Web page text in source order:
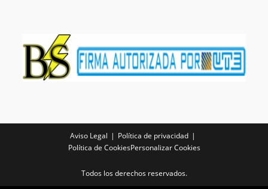
Aviso Legal
Política de privacidad
Política de CookiesPersonalizar Cookies
Todos los derechos reservados.